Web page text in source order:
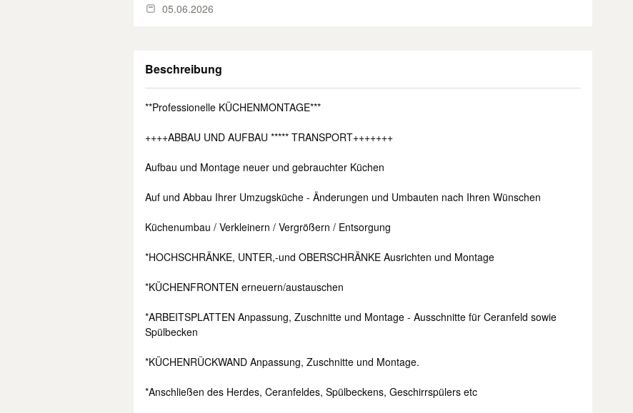
05.06.2026
Beschreibung
**Professionelle KÜCHENMONTAGE***
++++ABBAU UND AUFBAU ***** TRANSPORT+++++++
Aufbau und Montage neuer und gebrauchter Küchen
Auf und Abbau Ihrer Umzugsküche - Änderungen und Umbauten nach Ihren Wünschen
Küchenumbau / Verkleinern / Vergrößern / Entsorgung
*HOCHSCHRÄNKE, UNTER,-und OBERSCHRÄNKE Ausrichten und Montage
*KÜCHENFRONTEN erneuern/austauschen
*ARBEITSPLATTEN Anpassung, Zuschnitte und Montage - Ausschnitte für Ceranfeld sowie
Spülbecken
*KÜCHENRÜCKWAND Anpassung, Zuschnitte und Montage.
*Anschließen des Herdes, Ceranfeldes, Spülbeckens, Geschirrspülers etc